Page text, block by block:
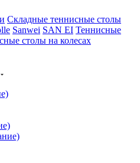
Складные теннисные столы
Sanwei SAN EI Теннисные
столы на колесах